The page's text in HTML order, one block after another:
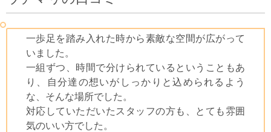
一歩足を踏み入れた時から素敵な空間が広がって
いました。
一組ずつ、時間で分けられているということもあ
り、自分達の想いがしっかりと込められるよう
な、そんな場所でした。
対応していただいたスタッフの方も、とても雰囲
気のいい方でした。